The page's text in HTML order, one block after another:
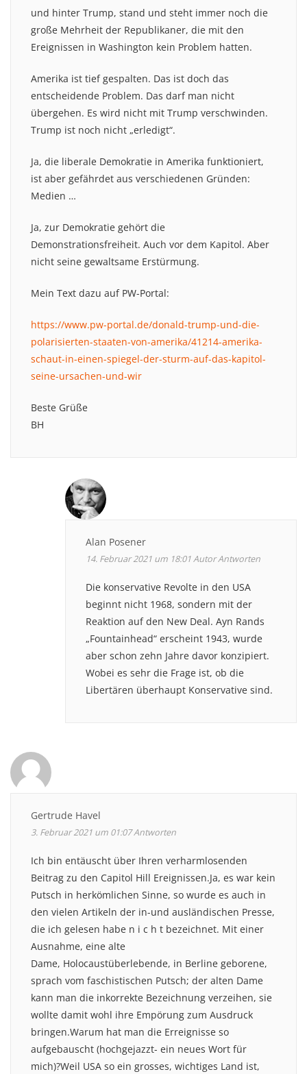
und hinter Trump, stand und steht immer noch die
große Mehrheit der Republikaner, die mit den
Ereignissen in Washington kein Problem hatten.
Amerika ist tief gespalten. Das ist doch das
entscheidende Problem. Das darf man nicht
übergehen. Es wird nicht mit Trump verschwinden.
Trump ist noch nicht „erledigt“.
Ja, die liberale Demokratie in Amerika funktioniert,
ist aber gefährdet aus verschiedenen Gründen:
Medien …
Ja, zur Demokratie gehört die
Demonstrationsfreiheit. Auch vor dem Kapitol. Aber
nicht seine gewaltsame Erstürmung.
Mein Text dazu auf PW-Portal:
https://www.pw-portal.de/donald-trump-und-die-
polarisierten-staaten-von-amerika/41214-amerika-
schaut-in-einen-spiegel-der-sturm-auf-das-kapitol-
seine-ursachen-und-wir
Beste Grüße
BH
Alan Posener
14. Februar 2021 um 18:01AutorAntworten
Die konservative Revolte in den USA
beginnt nicht 1968, sondern mit der
Reaktion auf den New Deal. Ayn Rands
„Fountainhead“ erscheint 1943, wurde
aber schon zehn Jahre davor konzipiert.
Wobei es sehr die Frage ist, ob die
Libertären überhaupt Konservative sind.
Gertrude Havel
3. Februar 2021 um 01:07Antworten
Ich bin entäuscht über Ihren verharmlosenden
Beitrag zu den Capitol Hill Ereignissen.Ja, es war kein
Putsch in herkömlichen Sinne, so wurde es auch in
den vielen Artikeln der in-und ausländischen Presse,
die ich gelesen habe n i c h t bezeichnet. Mit einer
Ausnahme, eine alte
Dame, Holocaustüberlebende, in Berline geborene,
sprach vom faschistischen Putsch; der alten Dame
kann man die inkorrekte Bezeichnung verzeihen, sie
wollte damit wohl ihre Empörung zum Ausdruck
bringen.Warum hat man die Erreignisse so
aufgebauscht (hochgejazzt- ein neues Wort für
mich)?Weil USA so ein grosses, wichtiges Land ist,